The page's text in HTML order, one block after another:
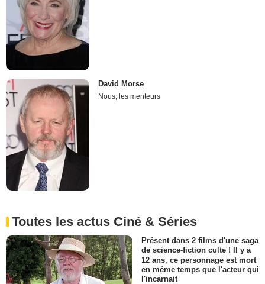
David Morse
Nous, les menteurs
Toutes les actus Ciné & Séries
Présent dans 2 films d'une saga
de science-fiction culte ! Il y a
12 ans, ce personnage est mort
en même temps que l'acteur qui
l'incarnait